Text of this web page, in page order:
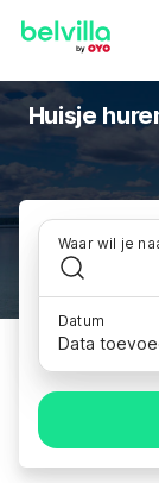
Huisje
Waar wil je
Datum
Data